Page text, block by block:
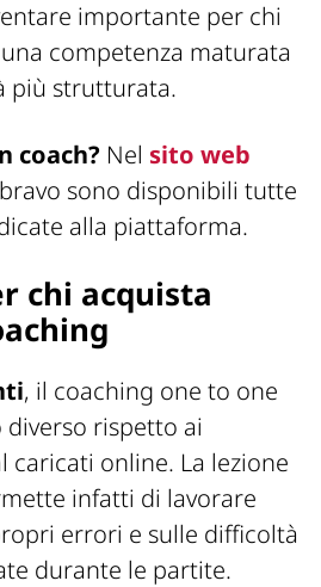
importante per chi
competenza maturata
più strutturata.
coach? Nel sito web
sono disponibili tutte
alla piattaforma.
chi acquista
, il coaching one to one
rispetto ai
online. La lezione
infatti di lavorare
errori e sulle difficoltà
durante le partite.